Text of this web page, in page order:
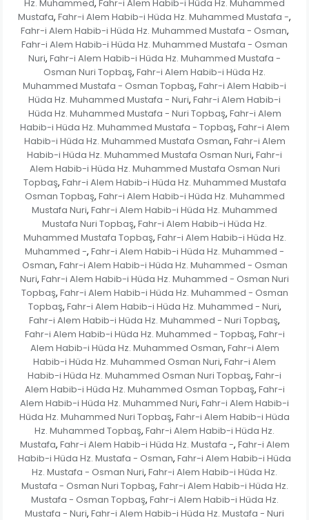
Hz. Muhammed, Fahr-i Alem Habib-i Hüda Hz. Muhammed
Mustafa, Fahr-i Alem Habib-i Hüda Hz. Muhammed Mustafa -,
Fahr-i Alem Habib-i Hüda Hz. Muhammed Mustafa - Osman,
Fahr-i Alem Habib-i Hüda Hz. Muhammed Mustafa - Osman
Nuri, Fahr-i Alem Habib-i Hüda Hz. Muhammed Mustafa -
Osman Nuri Topbaş, Fahr-i Alem Habib-i Hüda Hz.
Muhammed Mustafa - Osman Topbaş, Fahr-i Alem Habib-i
Hüda Hz. Muhammed Mustafa - Nuri, Fahr-i Alem Habib-i
Hüda Hz. Muhammed Mustafa - Nuri Topbaş, Fahr-i Alem
Habib-i Hüda Hz. Muhammed Mustafa - Topbaş, Fahr-i Alem
Habib-i Hüda Hz. Muhammed Mustafa Osman, Fahr-i Alem
Habib-i Hüda Hz. Muhammed Mustafa Osman Nuri, Fahr-i
Alem Habib-i Hüda Hz. Muhammed Mustafa Osman Nuri
Topbaş, Fahr-i Alem Habib-i Hüda Hz. Muhammed Mustafa
Osman Topbaş, Fahr-i Alem Habib-i Hüda Hz. Muhammed
Mustafa Nuri, Fahr-i Alem Habib-i Hüda Hz. Muhammed
Mustafa Nuri Topbaş, Fahr-i Alem Habib-i Hüda Hz.
Muhammed Mustafa Topbaş, Fahr-i Alem Habib-i Hüda Hz.
Muhammed -, Fahr-i Alem Habib-i Hüda Hz. Muhammed -
Osman, Fahr-i Alem Habib-i Hüda Hz. Muhammed - Osman
Nuri, Fahr-i Alem Habib-i Hüda Hz. Muhammed - Osman Nuri
Topbaş, Fahr-i Alem Habib-i Hüda Hz. Muhammed - Osman
Topbaş, Fahr-i Alem Habib-i Hüda Hz. Muhammed - Nuri,
Fahr-i Alem Habib-i Hüda Hz. Muhammed - Nuri Topbaş,
Fahr-i Alem Habib-i Hüda Hz. Muhammed - Topbaş, Fahr-i
Alem Habib-i Hüda Hz. Muhammed Osman, Fahr-i Alem
Habib-i Hüda Hz. Muhammed Osman Nuri, Fahr-i Alem
Habib-i Hüda Hz. Muhammed Osman Nuri Topbaş, Fahr-i
Alem Habib-i Hüda Hz. Muhammed Osman Topbaş, Fahr-i
Alem Habib-i Hüda Hz. Muhammed Nuri, Fahr-i Alem Habib-i
Hüda Hz. Muhammed Nuri Topbaş, Fahr-i Alem Habib-i Hüda
Hz. Muhammed Topbaş, Fahr-i Alem Habib-i Hüda Hz.
Mustafa, Fahr-i Alem Habib-i Hüda Hz. Mustafa -, Fahr-i Alem
Habib-i Hüda Hz. Mustafa - Osman, Fahr-i Alem Habib-i Hüda
Hz. Mustafa - Osman Nuri, Fahr-i Alem Habib-i Hüda Hz.
Mustafa - Osman Nuri Topbaş, Fahr-i Alem Habib-i Hüda Hz.
Mustafa - Osman Topbaş, Fahr-i Alem Habib-i Hüda Hz.
Mustafa - Nuri, Fahr-i Alem Habib-i Hüda Hz. Mustafa - Nuri